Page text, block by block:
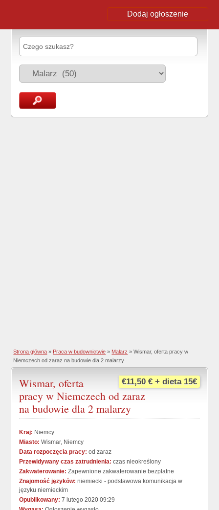
Dodaj ogłoszenie
Strona główna » Praca w budownictwie » Malarz » Wismar, oferta pracy w
Niemczech od zaraz na budowie dla 2 malarzy
€11,50 € + dieta 15€
Wismar, oferta
pracy w Niemczech od zaraz
na budowie dla 2 malarzy
Kraj: Niemcy
Miasto: Wismar, Niemcy
Data rozpoczęcia pracy: od zaraz
Przewidywany czas zatrudnienia: czas nieokreślony
Zakwaterowanie: Zapewnione zakwaterowanie bezpłatne
Znajomość języków: niemiecki - podstawowa komunikacja w
języku niemieckim
Opublikowany: 7 lutego 2020 09:29